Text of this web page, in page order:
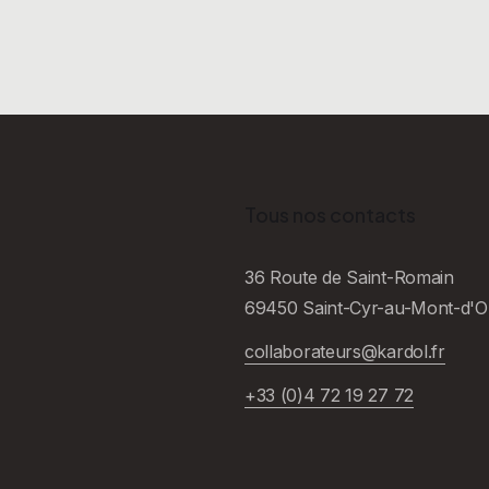
36 Route de Saint-Romain
69450 Saint-Cyr-au-Mont-
collaborateurs@kardol.fr
+33 (0)4 72 19 27 72